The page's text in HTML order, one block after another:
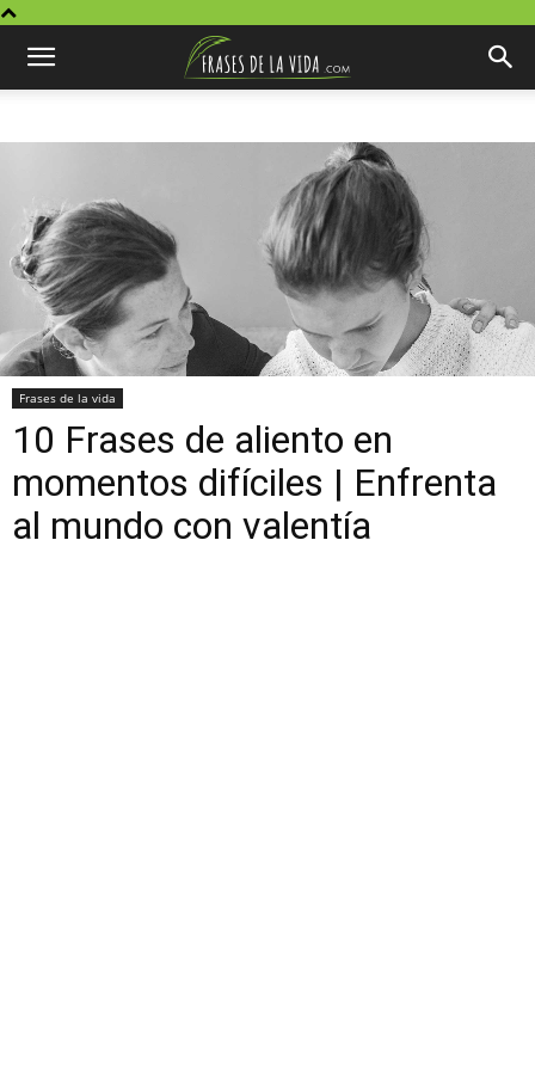
Frases de la vida
10 Frases de aliento en
momentos difíciles | Enfrenta
al mundo con valentía